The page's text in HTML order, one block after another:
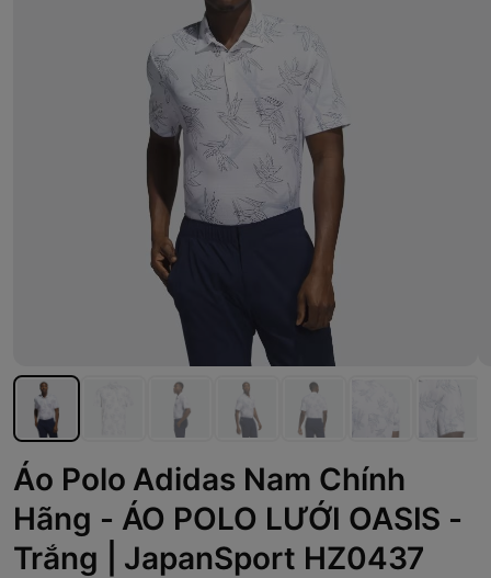
Áo Polo Adidas Nam Chính
Hãng - ÁO POLO LƯỚI OASIS -
Trắng | JapanSport HZ0437